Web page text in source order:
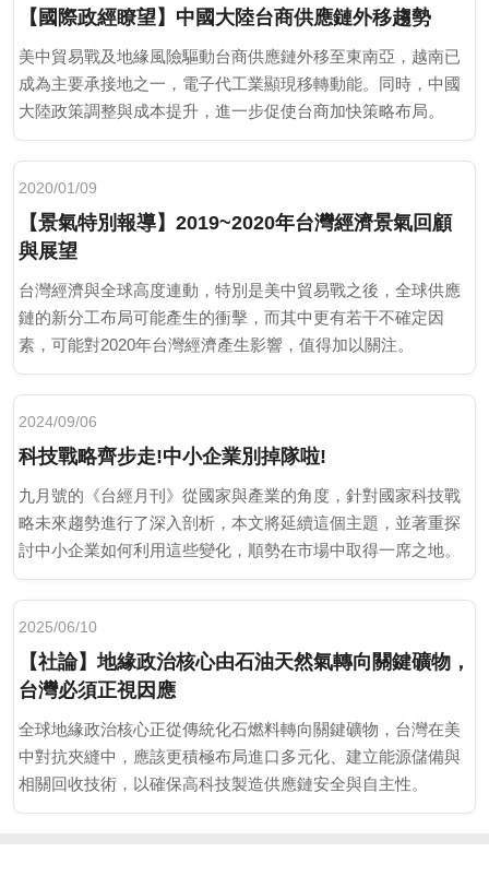
【國際政經瞭望】中國大陸台商供應鏈外移趨勢
美中貿易戰及地緣風險驅動台商供應鏈外移至東南亞，越南已
成為主要承接地之一，電子代工業顯現移轉動能。同時，中國
大陸政策調整與成本提升，進一步促使台商加快策略布局。
2020/01/09
【景氣特別報導】2019~2020年台灣經濟景氣回顧
與展望
台灣經濟與全球高度連動，特別是美中貿易戰之後，全球供應
鏈的新分工布局可能產生的衝擊，而其中更有若干不確定因
素，可能對2020年台灣經濟產生影響，值得加以關注。
2024/09/06
科技戰略齊步走!中小企業別掉隊啦!
九月號的《台經月刊》從國家與產業的角度，針對國家科技戰
略未來趨勢進行了深入剖析，本文將延續這個主題，並著重探
討中小企業如何利用這些變化，順勢在市場中取得一席之地。
2025/06/10
【社論】地緣政治核心由石油天然氣轉向關鍵礦物，
台灣必須正視因應
全球地緣政治核心正從傳統化石燃料轉向關鍵礦物，台灣在美
中對抗夾縫中，應該更積極布局進口多元化、建立能源儲備與
相關回收技術，以確保高科技製造供應鏈安全與自主性。